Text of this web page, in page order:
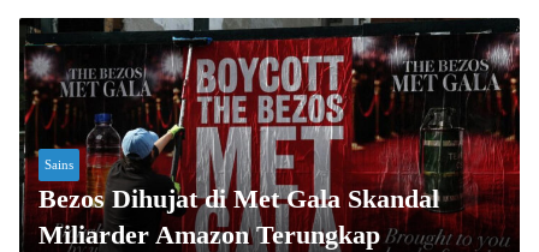
Sains
Bezos Dihujat di Met Gala Skandal
Miliarder Amazon Terungkap